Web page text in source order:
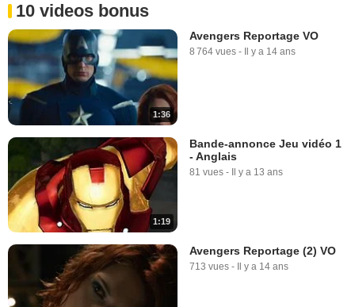
10 videos bonus
1:36
Avengers Reportage VO
8 764 vues - Il y a 14 ans
1:19
Bande-annonce Jeu vidéo 1
- Anglais
81 vues - Il y a 13 ans
Avengers Reportage (2) VO
713 vues - Il y a 14 ans